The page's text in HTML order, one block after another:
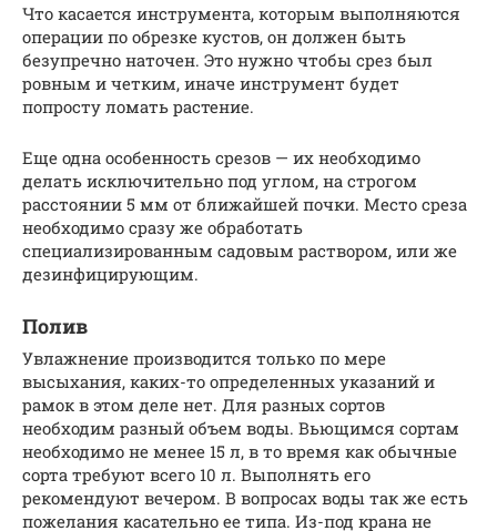
Что касается инструмента, которым выполняются
операции по обрезке кустов, он должен быть
безупречно наточен. Это нужно чтобы срез был
ровным и четким, иначе инструмент будет
попросту ломать растение.
Еще одна особенность срезов — их необходимо
делать исключительно под углом, на строгом
расстоянии 5 мм от ближайшей почки. Место среза
необходимо сразу же обработать
специализированным садовым раствором, или же
дезинфицирующим.
Полив
Увлажнение производится только по мере
высыхания, каких-то определенных указаний и
рамок в этом деле нет. Для разных сортов
необходим разный объем воды. Вьющимся сортам
необходимо не менее 15 л, в то время как обычные
сорта требуют всего 10 л. Выполнять его
рекомендуют вечером. В вопросах воды так же есть
пожелания касательно ее типа. Из-под крана не